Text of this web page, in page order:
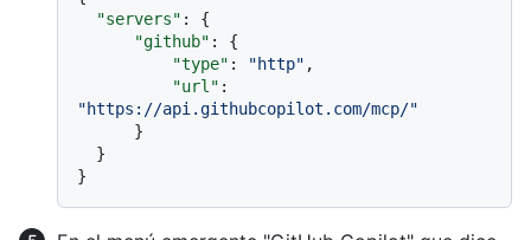
"servers" :
{
"github" :
{
"type" : "http" ,
"url" :
"https://api.githubcopilot.com/mcp/"
}
}
}